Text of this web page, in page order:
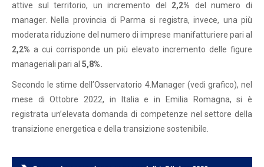
attive sul territorio, un incremento del 2,2% del numero di
manager. Nella provincia di Parma si registra, invece, una più
moderata riduzione del numero di imprese manifatturiere pari al
2,2% a cui corrisponde un più elevato incremento delle figure
manageriali pari al 5,8%.
Secondo le stime dell’Osservatorio 4.Manager (vedi grafico), nel
mese di Ottobre 2022, in Italia e in Emilia Romagna, si è
registrata un’elevata domanda di competenze nel settore della
transizione energetica e della transizione sostenibile.